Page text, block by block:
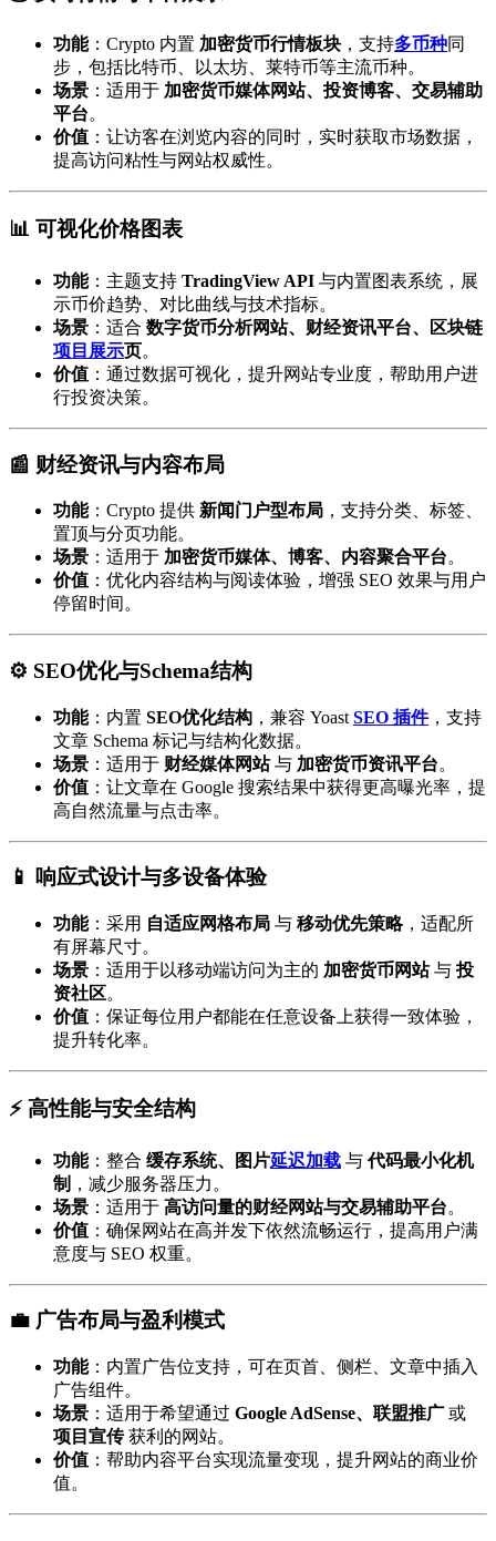
功能：Crypto 内置 加密货币行情板块 ，支持多币种同
步，包括比特币、以太坊、莱特币等主流币种。
场景 ：适用于 加密货币媒体网站、投资博客、交易辅助
平台。
价值 ：让访客在浏览内容的同时，实时获取市场数据，
提高访问粘性与网站权威性。
📊 可视化价格图表
功能：主题支持 TradingView API 与内置图表系统，展
示币价趋势、对比曲线与技术指标。
场景 ：适合 数字货币分析网站、财经资讯平台、区块链
项目展示页。
价值 ：通过数据可视化，提升网站专业度，帮助用户进
行投资决策。
📰 财经资讯与内容布局
功能：Crypto 提供 新闻门户型布局 ，支持分类、标签、
置顶与分页功能。
场景 ：适用于 加密货币媒体、博客、内容聚合平台。
价值 ：优化内容结构与阅读体验，增强 SEO 效果与用户
停留时间。
⚙️ SEO优化与Schema结构
功能：内置 SEO优化结构 ，兼容 Yoast SEO 插件，支持
文章 Schema 标记与结构化数据。
场景 ：适用于 财经媒体网站与 加密货币资讯平台。
价值 ：让文章在 Google 搜索结果中获得更高曝光率，提
高自然流量与点击率。
📱 响应式设计与多设备体验
功能：采用 自适应网格布局 与 移动优先策略，适配所
有屏幕尺寸。
场景 ：适用于以移动端访问为主的 加密货币网站与投
资社区。
价值 ：保证每位用户都能在任意设备上获得一致体验，
提升转化率。
⚡ 高性能与安全结构
功能：整合 缓存系统、图片延迟加载 与代码最小化机
制 ，减少服务器压力。
场景 ：适用于 高访问量的财经网站与交易辅助平台。
价值 ：确保网站在高并发下依然流畅运行，提高用户满
意度与 SEO 权重。
💼 广告布局与盈利模式
功能：内置广告位支持，可在页首、侧栏、文章中插入
广告组件。
场景 ：适用于希望通过 Google AdSense、联盟推广 或
项目宣传获利的网站。
价值 ：帮助内容平台实现流量变现，提升网站的商业价
值。